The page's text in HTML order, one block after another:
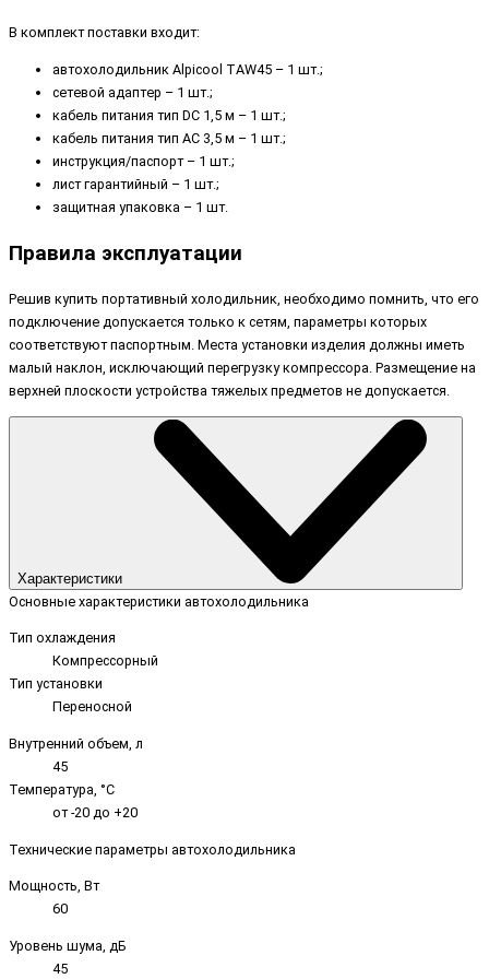
В комплект поставки входит:
автохолодильник Alpicool TAW45 – 1 шт.;
сетевой адаптер – 1 шт.;
кабель питания тип DC 1,5 м – 1 шт.;
кабель питания тип AC 3,5 м – 1 шт.;
инструкция/паспорт – 1 шт.;
лист гарантийный – 1 шт.;
защитная упаковка – 1 шт.
Правила эксплуатации
Решив купить портативный холодильник, необходимо помнить, что его
подключение допускается только к сетям, параметры которых
соответствуют паспортным. Места установки изделия должны иметь
малый наклон, исключающий перегрузку компрессора. Размещение на
верхней плоскости устройства тяжелых предметов не допускается.
Характеристики
Основные характеристики автохолодильника
Тип охлаждения
Компрессорный
Тип установки
Переносной
Внутренний объем, л
45
Температура, °C
от -20 до +20
Технические параметры автохолодильника
Мощность, Вт
60
Уровень шума, дБ
45